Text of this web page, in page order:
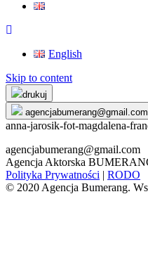
English
Skip to content
drukuj
agencjabumerang@gmail.com
anna-jarosik-fot-magdalena-
agencjabumerang@gmail.com
Agencja Aktorska
Polityka Prywatności | RODO
© 2020 Agencja Bumerang.